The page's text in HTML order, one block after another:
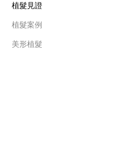
植髮見證
植髮案例
美形植髮